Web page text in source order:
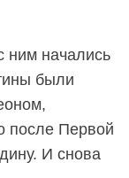
ним начались
были
после Первой
И снова